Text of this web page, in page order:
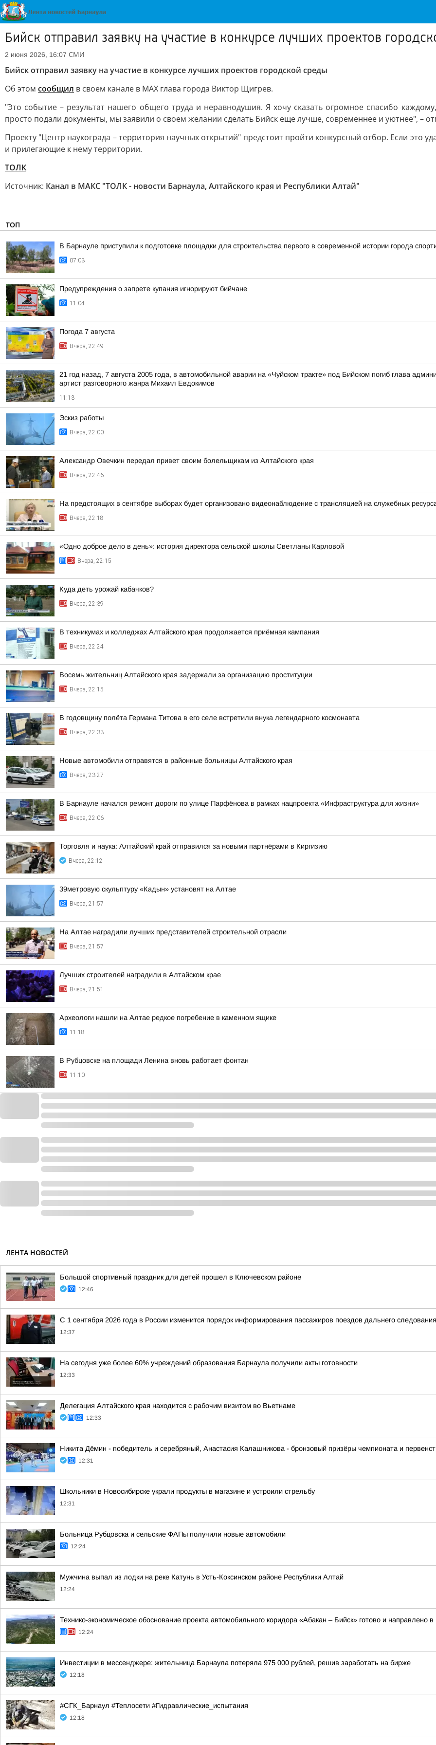
Бийск отправил заявку на участие в конкурсе лучших проектов
2 июня 2026, 16:07 СМИ
Бийск отправил заявку на участие в конкурсе лучших проектов городской среды
Об этом сообщил в своем канале в MAX глава города Виктор Щигрев.
"Это событие – результат нашего общего труда и неравнодушия. Я хочу сказать огромное спасибо
просто подали документы, мы заявили о своем желании сделать Бийск еще лучше, современнее и уютнее", –
Проекту "Центр наукограда – территория научных открытий" предстоит пройти конкурсный отбор. Если это
и прилегающие к нему территории.
ТОЛК
Источник: Канал в МАКС "ТОЛК - новости Барнаула, Алтайского края и Республики Алтай"
ТОП
В Барнауле приступили к подготовке площадки для строительства первого в современной истории города
07:03
Предупреждения о запрете купания игнорируют бийчане
11:04
Погода 7 августа
Вчера, 22:49
21 год назад, 7 августа 2005 года, в автомобильной аварии на «Чуйском тракте» под Бийском погиб глава
артист разговорного жанра Михаил Евдокимов
11:13
Эскиз работы
Вчера, 22:00
Александр Овечкин передал привет своим болельщикам из Алтайского края
Вчера, 22:46
На предстоящих в сентябре выборах будет организовано видеонаблюдение с трансляцией на служебных
Вчера, 22:18
«Одно доброе дело в день»: история директора сельской школы Светланы Карловой
Вчера, 22:15
Куда деть урожай кабачков?
Вчера, 22:39
В техникумах и колледжах Алтайского края продолжается приёмная кампания
Вчера, 22:24
Восемь жительниц Алтайского края задержали за организацию проституции
Вчера, 22:15
В годовщину полёта Германа Титова в его селе встретили внука легендарного космонавта
Вчера, 22:33
Новые автомобили отправятся в районные больницы Алтайского края
Вчера, 23:27
В Барнауле начался ремонт дороги по улице Парфёнова в рамках нацпроекта «Инфраструктура для жизни»
Вчера, 22:06
Торговля и наука: Алтайский край отправился за новыми партнёрами в Киргизию
Вчера, 22:12
39метровую скульптуру «Кадын» установят на Алтае
Вчера, 21:57
На Алтае наградили лучших представителей строительной отрасли
Вчера, 21:57
Лучших строителей наградили в Алтайском крае
Вчера, 21:51
Археологи нашли на Алтае редкое погребение в каменном ящике
11:18
В Рубцовске на площади Ленина вновь работает фонтан
11:10
ЛЕНТА НОВОСТЕЙ
Большой спортивный праздник для детей прошел в Ключевском районе
12:46
С 1 сентября 2026 года в России изменится порядок информирования пассажиров поездов дальнего следования
12:37
На сегодня уже более 60% учреждений образования Барнаула получили акты готовности
12:33
Делегация Алтайского края находится с рабочим визитом во Вьетнаме
12:33
Никита Дёмин - победитель и серебряный, Анастасия Калашникова - бронзовый призёры чемпионата и
12:31
Школьники в Новосибирске украли продукты в магазине и устроили стрельбу
12:31
Больница Рубцовска и сельские ФАПы получили новые автомобили
12:24
Мужчина выпал из лодки на реке Катунь в Усть-Коксинском районе Республики Алтай
12:24
Технико-экономическое обоснование проекта автомобильного коридора «Абакан – Бийск» готово и направлено
12:24
Инвестиции в мессенджере: жительница Барнаула потеряла 975 000 рублей, решив заработать на бирже
12:18
#СГК_Барнаул #Теплосети #Гидравлические_испытания
12:18